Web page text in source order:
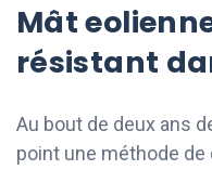
Mât
résistant
Au bout de deux ans
point une méthode